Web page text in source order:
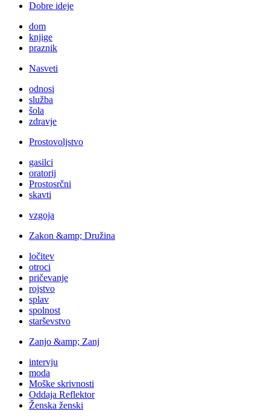
Dobre ideje
dom
knjige
praznik
Nasveti
odnosi
služba
šola
zdravje
Prostovoljstvo
gasilci
oratorij
Prostosrčni
skavti
vzgoja
Zakon &amp; Družina
ločitev
otroci
pričevanje
rojstvo
splav
spolnost
starševstvo
Zanjo &amp; Zanj
intervju
moda
Moške skrivnosti
Oddaja Reflektor
Ženska ženski